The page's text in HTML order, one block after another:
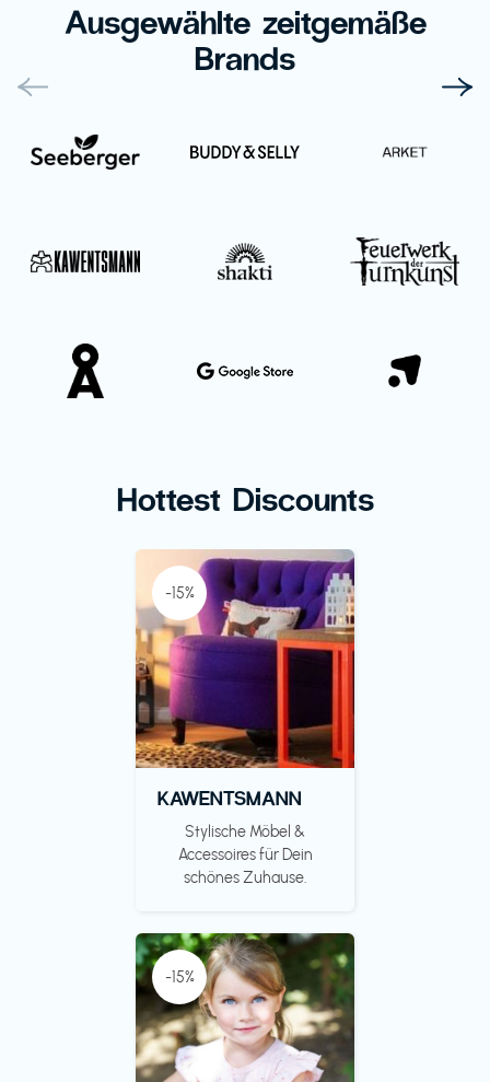
Ausgewählte zeitgemäße
Brands
Hottest Discounts
-15%
KAWENTSMANN
Stylische Möbel &
Accessoires für Dein
schönes Zuhause.
-15%